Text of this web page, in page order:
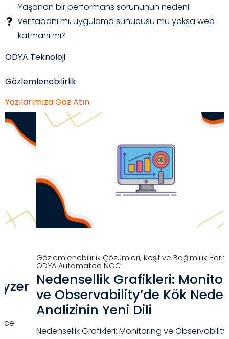
Yaşanan bir performans sorununun nedeni
veritabanı mı, uygulama sunucusu mu yoksa web
katmanı mı?
ODYA Teknoloji
Gözlemlenebilirlik
Yazılarımıza Göz Atın
Gözlemlenebilirlik Çözümleri Keşif ve Bağımlılık Haritalama
ODYA Automated NOC
Nedensellik Grafikleri: Monitoring
ve Observability’de Kök Neden
Analizinin Yeni Dili
Nedensellik Grafikleri: Monitoring ve Observability’de